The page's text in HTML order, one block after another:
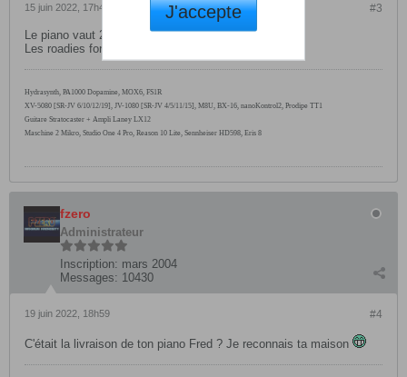
#3
15 juin 2022, 17h44
Le piano vaut 200 k$ ...
Les roadies font gaffe ...
Hydrasynth, PA1000 Dopamine, MOX6, FS1R
XV-5080 [SR-JV 6/10/12/19], JV-1080 [SR-JV 4/5/11/15], M8U, BX-16, nanoKontrol2, Prodipe TT1
Guitare Stratocaster + Ampli Laney LX12
Maschine 2 Mikro, Studio One 4 Pro, Reason 10 Lite, Sennheiser HD598, Eris 8
fzero
Administrateur
Inscription: mars 2004
Messages: 10430
#4
19 juin 2022, 18h59
C'était la livraison de ton piano Fred ? Je reconnais ta maison
J'accepte